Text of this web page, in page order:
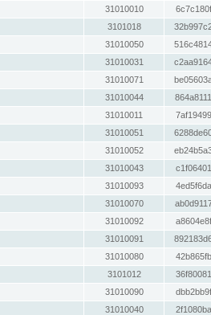
31010010
3101018
31010050
31010031
31010071
31010044
31010011
31010051
31010052
31010043
31010093
31010070
31010092
31010091
31010080
3101012
31010090
31010040